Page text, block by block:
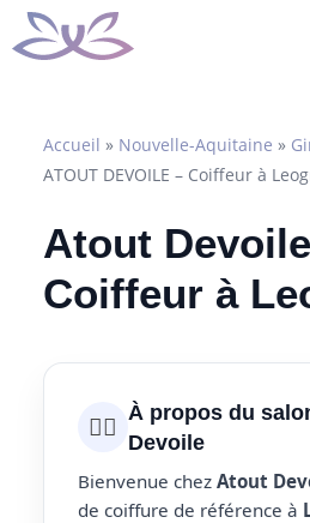
Aller
au
Accueil » Nouvelle-Aquitaine »
ATOUT DEVOILE – Coiffeur à
Atout
Coiffeur à
💇‍♀️ À propos du
Devoile
Bienvenue chez Atout
de coiffure de référence à